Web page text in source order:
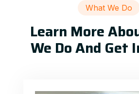
What We Do
Learn More
We Do And Get